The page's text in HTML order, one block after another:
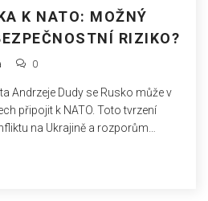
K NATO: MOŽNÝ
RIZIKO?
0
Andrzeje Dudy se Rusko může v
připojit k NATO. Toto tvrzení
na Ukrajině a rozporům
a NATO.